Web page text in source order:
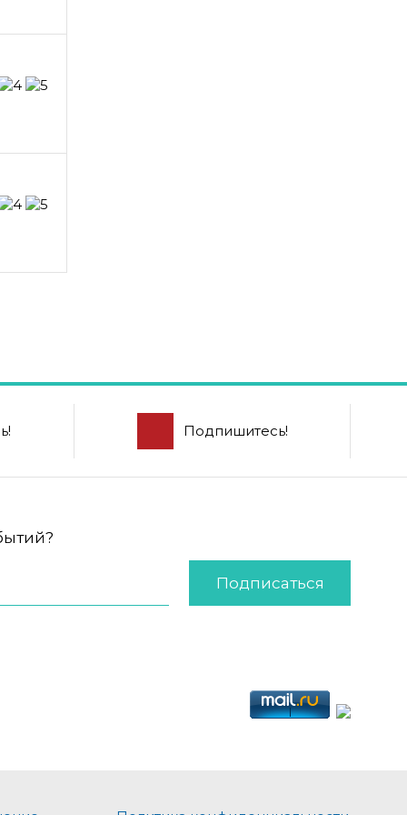
Подпишитесь!
Подписаться